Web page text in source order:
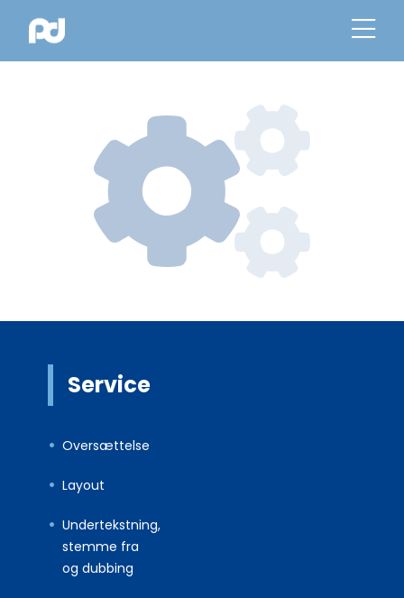
Service
Oversættelse
Layout
Undertekstning,
stemme fra
og dubbing